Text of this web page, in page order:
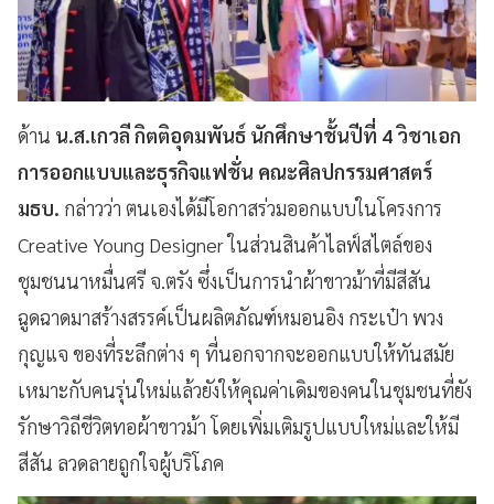
ด้าน น.ส.เกวลี กิตติอุดมพันธ์ นักศึกษาชั้นปีที่ 4 วิชาเอก
การออกแบบและธุรกิจแฟชั่น คณะศิลปกรรมศาสตร์
มธบ. กล่าวว่า ตนเองได้มีโอกาสร่วมออกแบบในโครงการ
Creative Young Designer ในส่วนสินค้าไลฟ์สไตล์ของ
ชุมชนนาหมื่นศรี จ.ตรัง ซึ่งเป็นการนำผ้าขาวม้าที่มีสีสัน
ฉูดฉาดมาสร้างสรรค์เป็นผลิตภัณฑ์หมอนอิง กระเป๋า พวง
กุญแจ ของที่ระลึกต่าง ๆ ที่นอกจากจะออกแบบให้ทันสมัย
เหมาะกับคนรุ่นใหม่แล้วยังให้คุณค่าเดิมของคนในชุมชนที่ยัง
รักษาวิถีชีวิตทอผ้าขาวม้า โดยเพิ่มเติมรูปแบบใหม่และให้มี
สีสัน ลวดลายถูกใจผู้บริโภค